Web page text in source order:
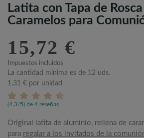
Latita con Tapa de
Caramelos para
15,72 €
Impuestos incluidos
La cantidad mínima es de 12 uds.
1,31 € por unidad
(4,3/5) de 4 reseñas
Original latita de aluminio, rellena de
para regalar a los invitados de la